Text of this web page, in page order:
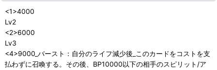
<1>4000
Lv2
<2>6000
Lv3
<4>9000_バースト：自分のライフ減少後_このカードをコストを支
払わずに召喚する。その後、BP10000以下の相手のスピリット/ア